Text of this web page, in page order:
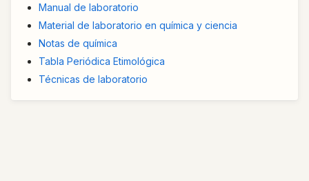
Manual de laboratorio
Material de laboratorio en química y ciencia
Notas de química
Tabla Periódica Etimológica
Técnicas de laboratorio